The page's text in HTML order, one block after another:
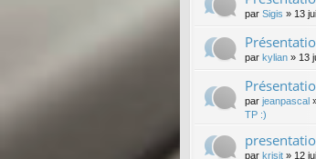
par Sigis » 13
par kylian » 13
par jeanpascal
TP :)
par krisjt » 12